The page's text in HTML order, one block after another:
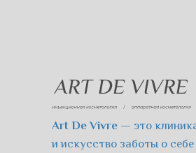
Art De Vivre— это
и искусство заботы о себе